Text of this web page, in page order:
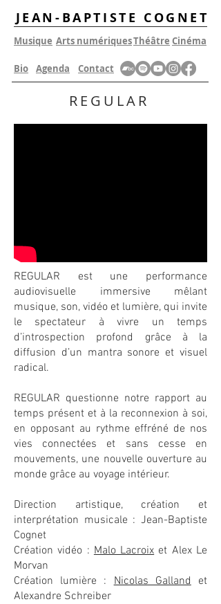
JEAN-BAPTISTE COGNET
Musique Arts numériquesThéâtre Cinéma
Bio Agenda Contact
REGULAR
REGULAR est une performance
audiovisuelle immersive mêlant
musique, son, vidéo et lumière, qui invite
le spectateur à vivre un temps
d’introspection profond grâce à la
diffusion d’un mantra sonore et visuel
radical.
REGULAR questionne notre rapport au
temps présent et à la reconnexion à soi,
en opposant au rythme effréné de nos
vies connectées et sans cesse en
mouvements, une nouvelle ouverture au
monde grâce au voyage intérieur.
Direction artistique, création et
interprétation musicale : Jean-Baptiste
Cognet
Création vidéo :Malo Lacroixet Alex Le
Morvan
Création lumière :Nicolas Gallandet
Alexandre Schreiber